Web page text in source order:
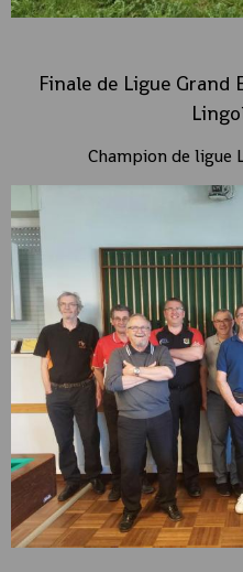
Finale de Ligue Grand
Champion de ligue